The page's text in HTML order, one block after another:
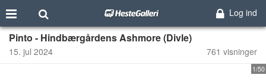
Log ind
Pinto - Hindbærgårdens Ashmore (Divle)
15. jul 2024 761 visninger
1/50